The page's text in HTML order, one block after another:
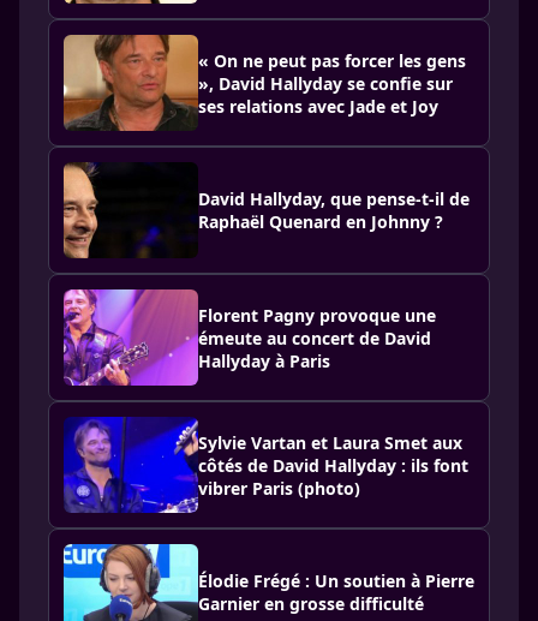
« On ne peut pas forcer les gens
», David Hallyday se confie sur
ses relations avec Jade et Joy
David Hallyday, que pense-t-il de
Raphaël Quenard en Johnny ?
Florent Pagny provoque une
émeute au concert de David
Hallyday à Paris
Sylvie Vartan et Laura Smet aux
côtés de David Hallyday : ils font
vibrer Paris (photo)
Élodie Frégé : Un soutien à Pierre
Garnier en grosse difficulté